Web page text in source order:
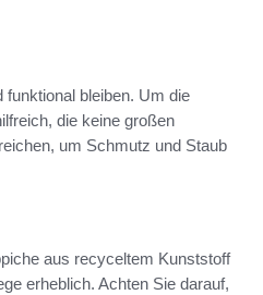
bleiben. Um die
die keine großen
um Schmutz und Staub
aus recyceltem Kunststoff
erheblich. Achten Sie darauf,